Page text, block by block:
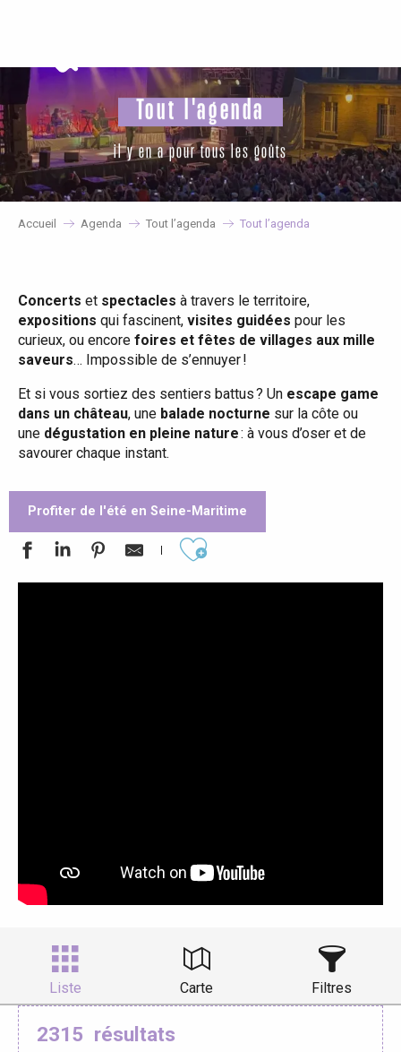
principal
Tout l'agenda
il y en a pour tous les goûts
Accueil Agenda Tout l’agenda Tout l’agenda
Concerts et spectacles à travers le territoire,
expositions qui fascinent, visites guidées pour les
curieux, ou encore foires et fêtes de villages aux mille
saveurs… Impossible de s’ennuyer !
Et si vous sortiez des sentiers battus ? Un escape game
dans un château, une balade nocturne sur la côte ou
une dégustation en pleine nature: à vous d’oser et de
savourer chaque instant.
Profiter de l'été en Seine-Maritime
Ajouter aux favoris
Liste Carte Filtres
2315 résultats